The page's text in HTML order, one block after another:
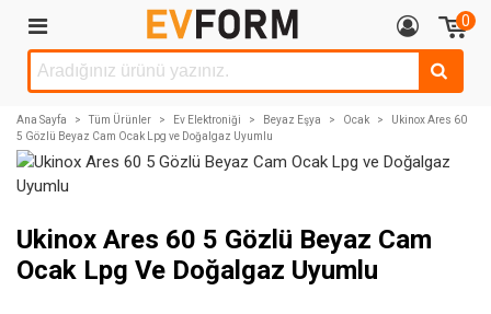
0
Ana Sayfa > Tüm Ürünler > Ev Elektroniği > Beyaz Eşya > Ocak >
Ukinox Ares 60
5 Gözlü Beyaz Cam Ocak Lpg ve Doğalgaz Uyumlu
Ukinox Ares 60 5 Gözlü Beyaz Cam
Ocak Lpg Ve Doğalgaz Uyumlu